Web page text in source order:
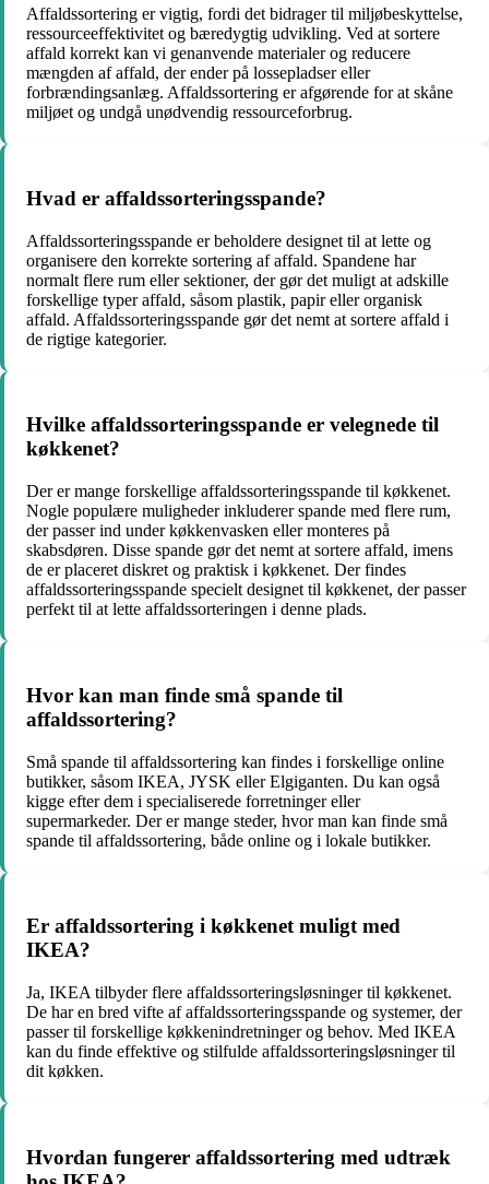
Affaldssortering er vigtig, fordi det bidrager til miljøbeskyttelse,
ressourceeffektivitet og bæredygtig udvikling. Ved at sortere
affald korrekt kan vi genanvende materialer og reducere
mængden af affald, der ender på lossepladser eller
forbrændingsanlæg. Affaldssortering er afgørende for at skåne
miljøet og undgå unødvendig ressourceforbrug.
Hvad er affaldssorteringsspande?
Affaldssorteringsspande er beholdere designet til at lette og
organisere den korrekte sortering af affald. Spandene har
normalt flere rum eller sektioner, der gør det muligt at adskille
forskellige typer affald, såsom plastik, papir eller organisk
affald. Affaldssorteringsspande gør det nemt at sortere affald i
de rigtige kategorier.
Hvilke affaldssorteringsspande er velegnede til
køkkenet?
Der er mange forskellige affaldssorteringsspande til køkkenet.
Nogle populære muligheder inkluderer spande med flere rum,
der passer ind under køkkenvasken eller monteres på
skabsdøren. Disse spande gør det nemt at sortere affald, imens
de er placeret diskret og praktisk i køkkenet. Der findes
affaldssorteringsspande specielt designet til køkkenet, der passer
perfekt til at lette affaldssorteringen i denne plads.
Hvor kan man finde små spande til
affaldssortering?
Små spande til affaldssortering kan findes i forskellige online
butikker, såsom IKEA, JYSK eller Elgiganten. Du kan også
kigge efter dem i specialiserede forretninger eller
supermarkeder. Der er mange steder, hvor man kan finde små
spande til affaldssortering, både online og i lokale butikker.
Er affaldssortering i køkkenet muligt med
IKEA?
Ja, IKEA tilbyder flere affaldssorteringsløsninger til køkkenet.
De har en bred vifte af affaldssorteringsspande og systemer, der
passer til forskellige køkkenindretninger og behov. Med IKEA
kan du finde effektive og stilfulde affaldssorteringsløsninger til
dit køkken.
Hvordan fungerer affaldssortering med udtræk